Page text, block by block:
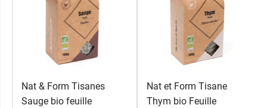
Nat & Form Tisanes
Sauge bio feuille
Nat et Form Tisane
Thym bio Feuille